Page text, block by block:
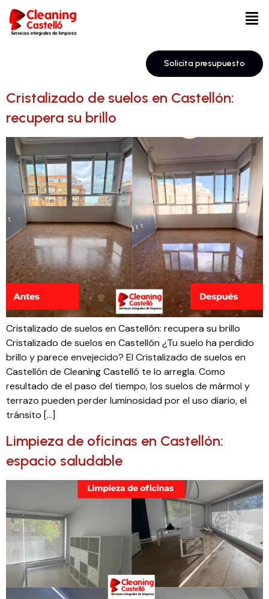
Solicita presupuesto
Cristalizado de suelos en Castellón:
recupera su brillo
Cristalizado de suelos en Castellón: recupera su brillo
Cristalizado de suelos en Castellón ¿Tu suelo ha perdido
brillo y parece envejecido? El Cristalizado de suelos en
Castellón de Cleaning Castelló te lo arregla. Como
resultado de el paso del tiempo, los suelos de mármol y
terrazo pueden perder luminosidad por el uso diario, el
tránsito […]
Limpieza de oficinas en Castellón:
espacio saludable